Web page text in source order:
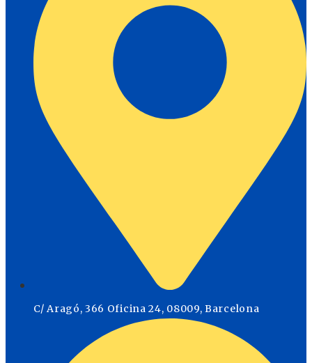
C/ Aragó, 366 Oficina 24, 08009, Barcelona